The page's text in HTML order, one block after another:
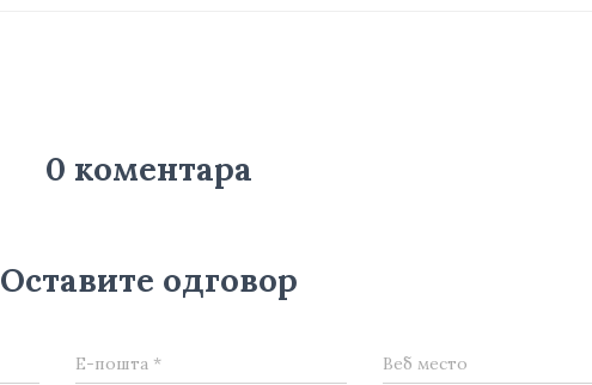
0 коментара
Оставите одговор
Е-пошта * Веб место